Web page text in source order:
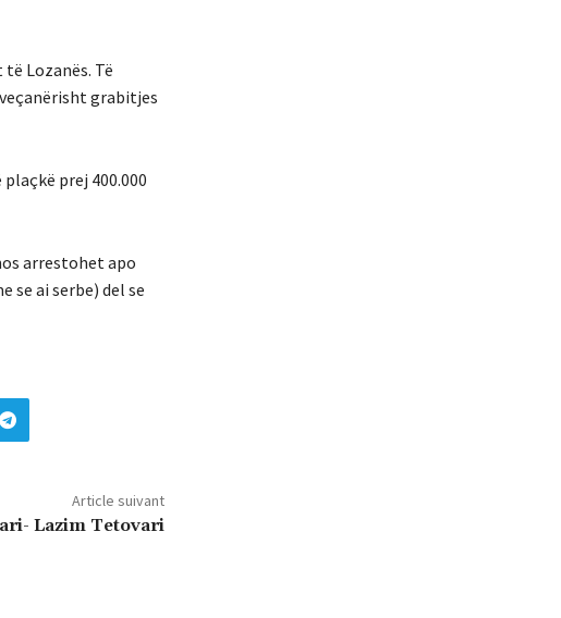
Lozanës. Të
grabitjes
prej 400.000
arrestohet apo
se ai serbe) del se
Article suivant
Lazim Tetovari